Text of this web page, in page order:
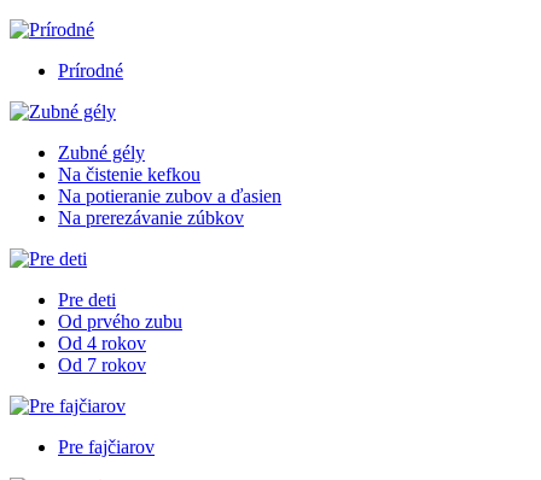
Prírodné
Zubné gély
Na čistenie kefkou
Na potieranie zubov a ďasien
Na prerezávanie zúbkov
Pre deti
Od prvého zubu
Od 4 rokov
Od 7 rokov
Pre fajčiarov